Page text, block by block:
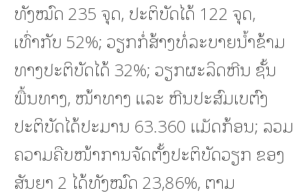
ທັງໝົດ 235 ຈຸດ, ປະຕິບັດໄດ້ 122 ຈຸດ,
ເທົ່າກັບ 52%; ວຽກກໍ່ສ້າງທໍ່ລະບາຍນໍ້າຂ້າມ
ທາງປະຕິບັດໄດ້ 32%; ວຽກຜະລິດຫີນ ຊັ້ນ
ພື້ນທາງ, ໜ້າທາງ ແລະ ຫີນປະສົມເບຕົງ
ປະຕິບັດໄດ້ປະມານ 63.360 ແມັດກ້ອນ; ລວມ
ຄວາມຄືບໜ້າການຈັດຕັ້ງປະຕິບັດວຽກ ຂອງ
ສັນຍາ 2 ໄດ້ທັງໝົດ 23,86%, ຕາມ